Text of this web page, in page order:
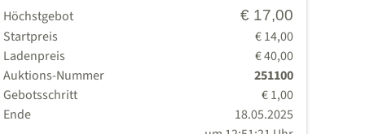
Höchstgebot € 17,00
Startpreis
€ 14,00
Ladenpreis
€ 40,00
Auktions-Nummer
251100
Gebotsschritt
€ 1,00
Ende
18.05.2025